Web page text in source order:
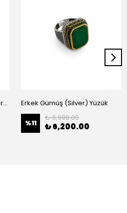
925 Ayar Erkek Gümüş (Silver) yüzük Erkek Gümüş (Silver) Yüzük
%11
₺ 6,999.00
₺ 6,200.00